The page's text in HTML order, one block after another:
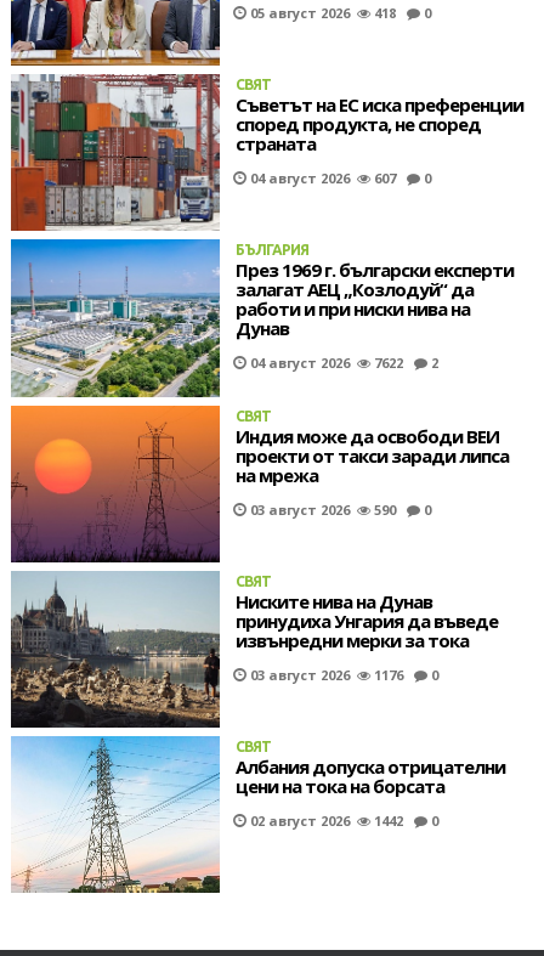
05 август 2026 418 0
СВЯТ
Съветът на ЕС иска преференции
според продукта, не според
страната
04 август 2026 607 0
БЪЛГАРИЯ
През 1969 г. български експерти
залагат АЕЦ „Козлодуй“ да
работи и при ниски нива на
Дунав
04 август 2026 7622 2
СВЯТ
Индия може да освободи ВЕИ
проекти от такси заради липса
на мрежа
03 август 2026 590 0
СВЯТ
Ниските нива на Дунав
принудиха Унгария да въведе
извънредни мерки за тока
03 август 2026 1176 0
СВЯТ
Албания допуска отрицателни
цени на тока на борсата
02 август 2026 1442 0